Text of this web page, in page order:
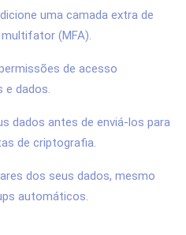
uma camada extra de
(MFA).
de acesso
e dados.
dados antes de enviá-los para
de criptografia.
dos seus dados, mesmo
automáticos.